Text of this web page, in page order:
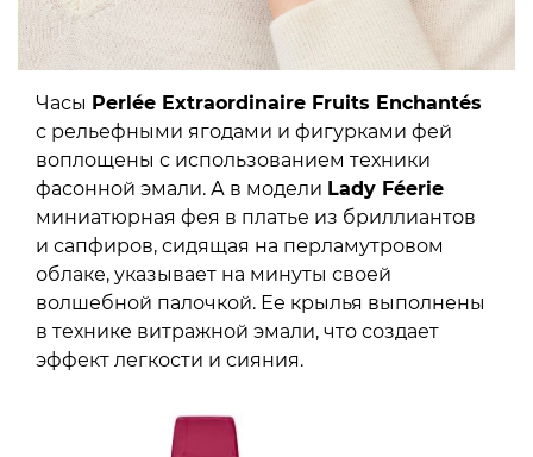
Часы Perlée Extraordinaire Fruits Enchantés
с рельефными ягодами и фигурками фей
воплощены с использованием техники
фасонной эмали. А в модели Lady Féerie
миниатюрная фея в платье из бриллиантов
и сапфиров, сидящая на перламутровом
облаке, указывает на минуты своей
волшебной палочкой. Ее крылья выполнены
в технике витражной эмали, что создает
эффект легкости и сияния.